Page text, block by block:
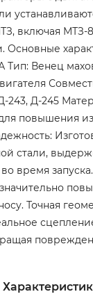
включая МТЗ-
Основные
А Тип: Венец
243, Д-245
повышения
стали,
время
Точная